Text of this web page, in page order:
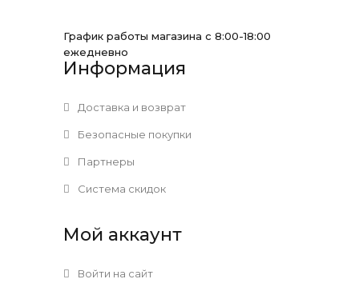
График работы магазина с 8:00-18:00
ежедневно
Информация
Доставка и возврат
Безопасные покупки
Партнеры
Система скидок
Мой аккаунт
Войти на сайт